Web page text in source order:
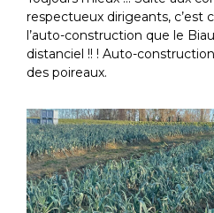
respectueux dirigeants, c’est
l’auto-construction que le
distanciel !! ! Auto-
des poireaux.